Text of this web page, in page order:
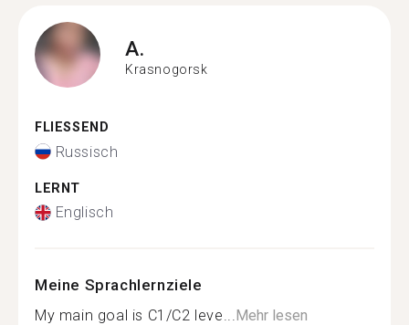
A.
Krasnogorsk
FLIESSEND
Russisch
LERNT
Englisch
Meine Sprachlernziele
My main goal is C1/C2 leve...Mehr lesen